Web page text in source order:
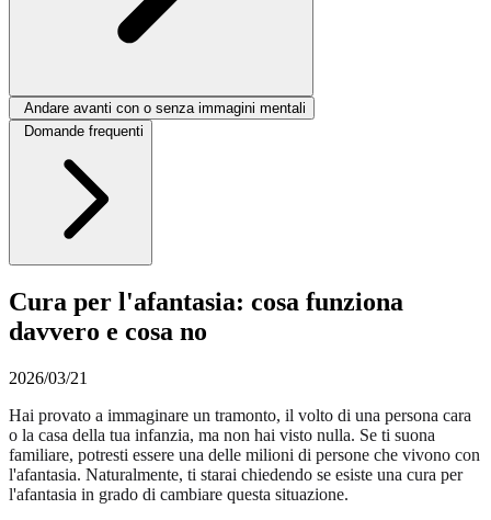
Andare avanti con o senza immagini mentali
Domande frequenti
Cura per l'afantasia: cosa funziona
davvero e cosa no
2026/03/21
Hai provato a immaginare un tramonto, il volto di una persona cara
o la casa della tua infanzia, ma non hai visto nulla. Se ti suona
familiare, potresti essere una delle milioni di persone che vivono con
l'afantasia. Naturalmente, ti starai chiedendo se esiste una cura per
l'afantasia in grado di cambiare questa situazione.